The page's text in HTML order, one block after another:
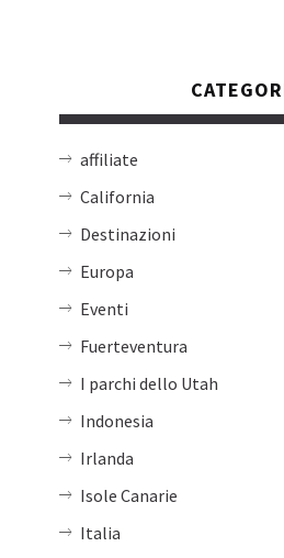
affiliate
California
Destinazioni
Europa
Eventi
Fuerteventura
I parchi dello Utah
Indonesia
Irlanda
Isole Canarie
Italia